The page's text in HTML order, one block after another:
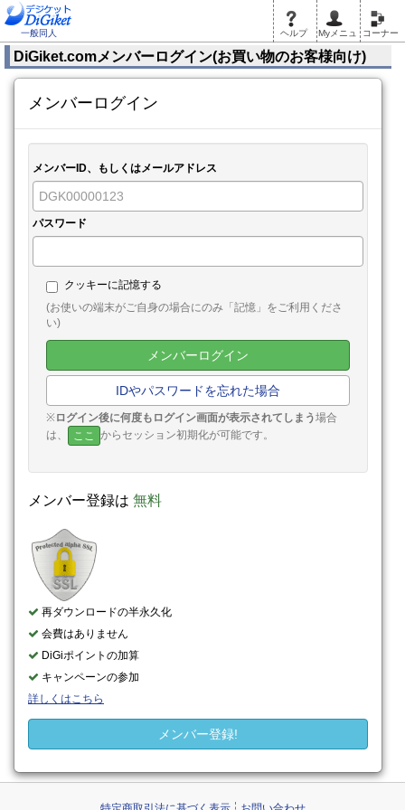
一般同人 ヘルプ Myメニュ コーナー
DiGiket.comメンバーログイン(お買い物のお客様向け)
メンバーログイン
メンバーID、もしくはメールアドレス
パスワード
クッキーに記憶する
(お使いの端末がご自身の場合にのみ「記憶」をご利用くださ
い)
メンバーログイン
IDやパスワードを忘れた場合
※ログイン後に何度もログイン画面が表示されてしまう場合
は、
ここ からセッション初期化が可能です。
メンバー登録は 無料
再ダウンロードの半永久化
会費はありません
DiGiポイントの加算
キャンペーンの参加
詳しくはこちら
メンバー登録!